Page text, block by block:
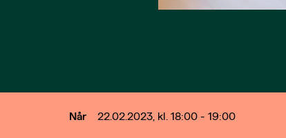
Når 22.02.2023, kl. 18:00 - 19:00